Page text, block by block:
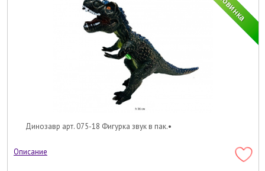
Динозавр арт. 075-18 Фигурка звук в пак.•